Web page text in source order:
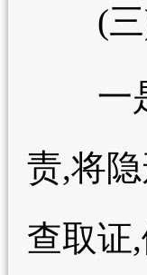
(三)
一是
责,将
查取证